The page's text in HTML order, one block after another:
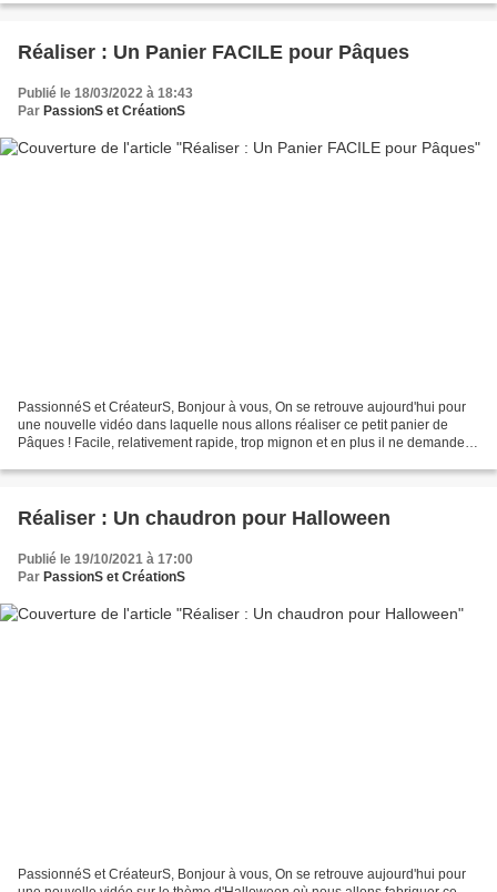
Réaliser : Un Panier FACILE pour Pâques
Publié le 18/03/2022 à 18:43
Par PassionS et CréationS
PassionnéS et CréateurS, Bonjour à vous, On se retrouve aujourd'hui pour
une nouvelle vidéo dans laquelle nous allons réaliser ce petit panier de
Pâques ! Facile, relativement rapide, trop mignon et en plus il ne demande
Réaliser : Un chaudron pour Halloween
Publié le 19/10/2021 à 17:00
Par PassionS et CréationS
PassionnéS et CréateurS, Bonjour à vous, On se retrouve aujourd'hui pour